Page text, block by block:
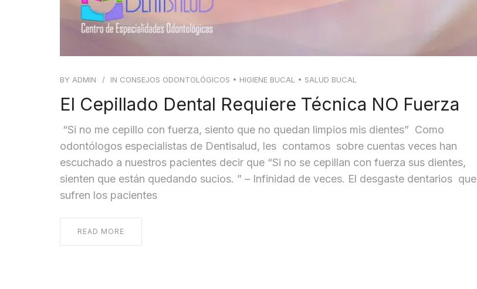
BY ADMIN IN CONSEJOS ODONTOLÓGICOS • HIGIENE BUCAL • SALUD BUCAL
El Cepillado Dental Requiere Técnica NO Fuerza
“Si no me cepillo con fuerza, siento que no quedan limpios mis dientes” Como
odontólogos especialistas de Dentisalud, les contamos sobre cuentas veces han
escuchado a nuestros pacientes decir que “Si no se cepillan con fuerza sus dientes,
sienten que están quedando sucios. ” – Infinidad de veces. El desgaste dentarios que
sufren los pacientes
READ MORE